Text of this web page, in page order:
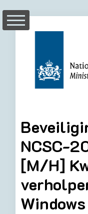
NCSC-
[M/H]
Windows